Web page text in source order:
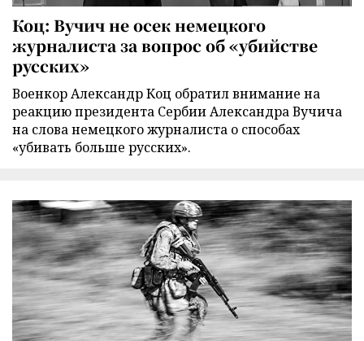
Коц: Вучич не осек немецкого
журналиста за вопрос об «убийстве
русских»
Военкор Александр Коц обратил внимание на
реакцию президента Сербии Александра Вучича
на слова немецкого журналиста о способах
«убивать больше русских».